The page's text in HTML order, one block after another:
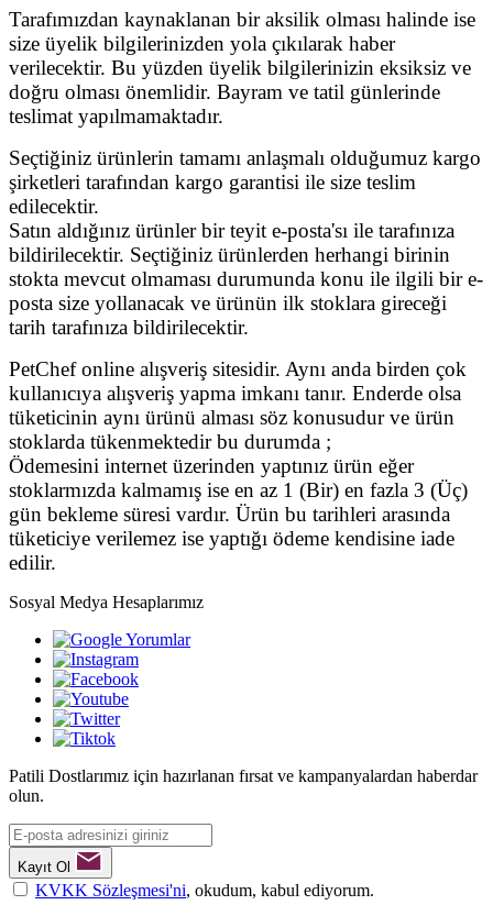
Tarafımızdan kaynaklanan bir aksilik olması halinde ise
size üyelik bilgilerinizden yola çıkılarak haber
verilecektir. Bu yüzden üyelik bilgilerinizin eksiksiz ve
doğru olması önemlidir. Bayram ve tatil günlerinde
teslimat yapılmamaktadır.
Seçtiğiniz ürünlerin tamamı anlaşmalı olduğumuz kargo
şirketleri tarafından kargo garantisi ile size teslim
edilecektir.
Satın aldığınız ürünler bir teyit e-posta'sı ile tarafınıza
bildirilecektir. Seçtiğiniz ürünlerden herhangi birinin
stokta mevcut olmaması durumunda konu ile ilgili bir e-
posta size yollanacak ve ürünün ilk stoklara gireceği
tarih tarafınıza bildirilecektir.
PetChef online alışveriş sitesidir. Aynı anda birden çok
kullanıcıya alışveriş yapma imkanı tanır. Enderde olsa
tüketicinin aynı ürünü alması söz konusudur ve ürün
stoklarda tükenmektedir bu durumda ;
Ödemesini internet üzerinden yaptınız ürün eğer
stoklarmızda kalmamış ise en az 1 (Bir) en fazla 3 (Üç)
gün bekleme süresi vardır. Ürün bu tarihleri arasında
tüketiciye verilemez ise yaptığı ödeme kendisine iade
edilir.
Sosyal Medya Hesaplarımız
Patili Dostlarımız için hazırlanan fırsat ve kampanyalardan haberdar
olun.
Kayıt Ol
KVKK Sözleşmesi'ni, okudum, kabul ediyorum.